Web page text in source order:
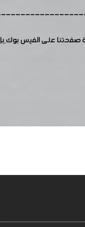
صفحتنا على الفيس بوك